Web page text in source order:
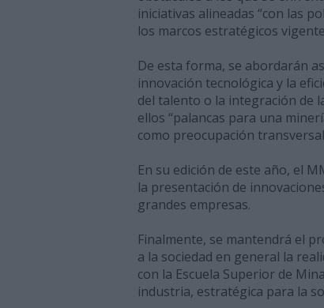
iniciativas alineadas “con las
los marcos estratégicos
De esta forma, se abordarán
innovación tecnológica y la
del talento o la integración de
ellos “palancas para una
como preocupación
En su edición de este año, el
la presentación de
grandes empresas.
Finalmente, se mantendrá el
a la sociedad en general la
con la Escuela Superior de
industria, estratégica para la